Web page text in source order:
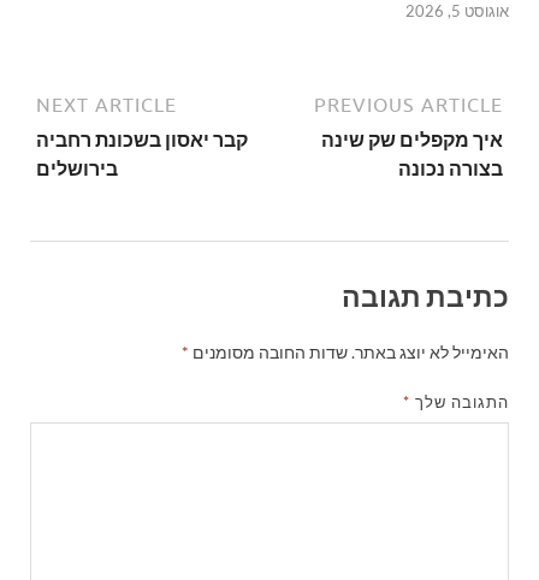
אוגוסט 5, 2026
PREVIOUS ARTICLE
איך מקפלים שק שינה
בצורה נכונה
NEXT ARTICLE
קבר יאסון בשכונת רחביה
בירושלים
כתיבת תגובה
האימייל לא יוצג באתר.שדות החובה מסומנים *
התגובה שלך *